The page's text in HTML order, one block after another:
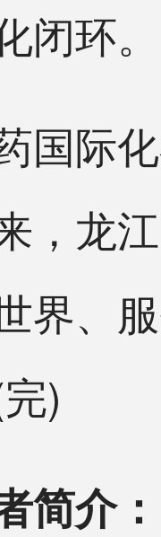
闭环。
际化
，龙
界、
)
简介：